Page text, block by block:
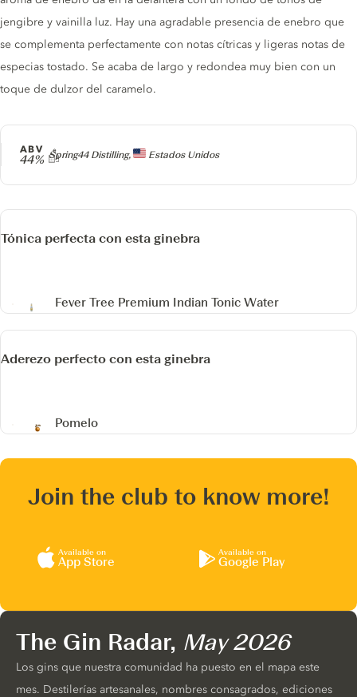
Producer
Spring44 Distilling, Estados Unidos
ABV
44%
jengibre y vainilla luz. Hay una agradable presencia de enebro que
se complementa perfectamente con notas cítricas y ligeras notas de
especias tostado. Se acaba de largo y redondea muy bien con un
toque de dulzor del caramelo.
Tónica perfecta con esta ginebra
Fever Tree Premium Indian Tonic Water
Aderezo perfecto con esta ginebra
Pomelo
Join the club to know more!
Available on
App Store
Available on
Google Play
The Gin Radar, May 2026
Los gins que nuestra comunidad ha puesto en el mapa este
mes. Destilerías artesanales, nombres consagrados, ediciones